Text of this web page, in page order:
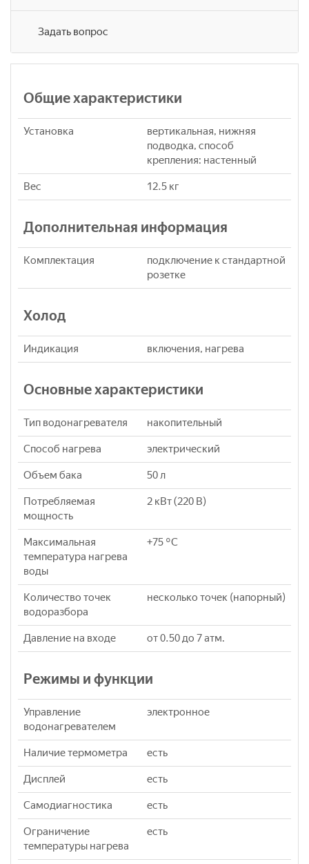
Задать вопрос
Общие характеристики
Установка
вертикальная, нижняя
подводка, способ
крепления: настенный
Вес 12.5 кг
Дополнительная информация
Комплектация
подключение к стандартной
розетке
Холод
Индикация включения, нагрева
Основные характеристики
Тип водонагревателя накопительный
Способ нагрева электрический
Объем бака 50 л
Потребляемая
мощность
2 кВт (220 В)
Максимальная
температура нагрева
воды
+75 °С
Количество точек
водоразбора
несколько точек (напорный)
Давление на входе от 0.50 до 7 атм.
Режимы и функции
Управление
водонагревателем
электронное
Наличие термометра eсть
Дисплей eсть
Самодиагностика eсть
Ограничение
температуры нагрева
eсть